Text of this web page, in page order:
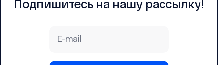
Подпишитесь на нашу рассылку!
E-mail